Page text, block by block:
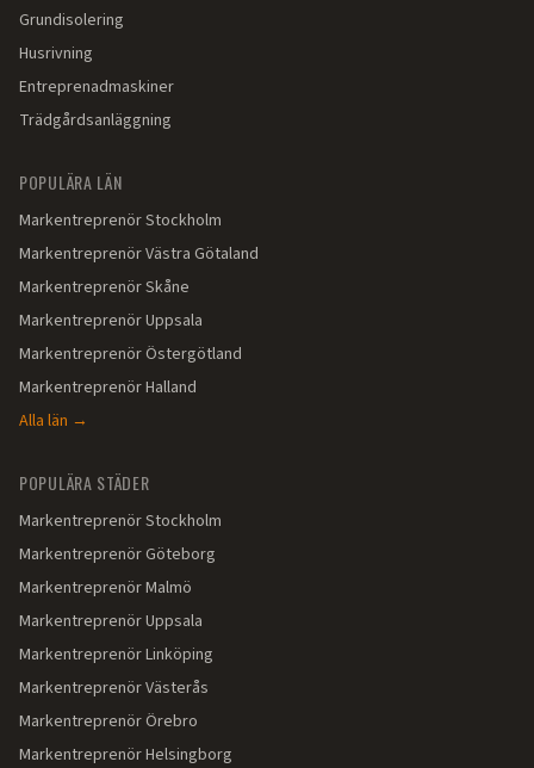
Grundisolering
Husrivning
Entreprenadmaskiner
Trädgårdsanläggning
POPULÄRA LÄN
MarkentreprenörStockholm
MarkentreprenörVästra Götaland
MarkentreprenörSkåne
MarkentreprenörUppsala
MarkentreprenörÖstergötland
MarkentreprenörHalland
Alla län →
POPULÄRA STÄDER
MarkentreprenörStockholm
MarkentreprenörGöteborg
MarkentreprenörMalmö
MarkentreprenörUppsala
MarkentreprenörLinköping
MarkentreprenörVästerås
MarkentreprenörÖrebro
MarkentreprenörHelsingborg